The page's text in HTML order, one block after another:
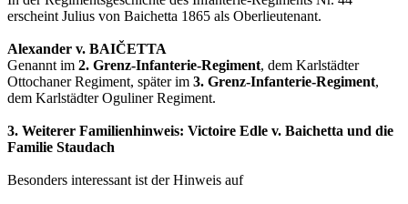
erscheint Julius von Baichetta 1865 als Oberlieutenant.
Alexander v. BAIČETTA
Genannt im 2. Grenz-Infanterie-Regiment, dem Karlstädter
Ottochaner Regiment, später im 3. Grenz-Infanterie-Regiment,
dem Karlstädter Oguliner Regiment.
3. Weiterer Familienhinweis: Victoire Edle v. Baichetta und die
Familie Staudach
Besonders interessant ist der Hinweis auf